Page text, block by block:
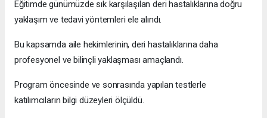
Eğitimde günümüzde sık karşılaşılan deri hastalıklarına doğru
yaklaşım ve tedavi yöntemleri ele alındı.
Bu kapsamda aile hekimlerinin, deri hastalıklarına daha
profesyonel ve bilinçli yaklaşması amaçlandı.
Program öncesinde ve sonrasında yapılan testlerle
katılımcıların bilgi düzeyleri ölçüldü.